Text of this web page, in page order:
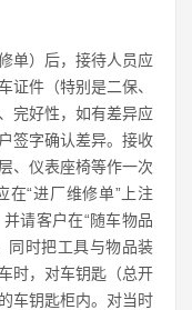
单）后，接待人员应
证件（特别是二保、
完好性，如有差异应
签字确认差异。接收
、仪表座椅等作一次
“进厂维修单”上注
请客户在“随车物品
同时把工具与物品装
时，对车钥匙（总开
车钥匙柜内。对当时